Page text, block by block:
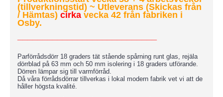
(tillverkningstid) ~ Utleverans (Skickas från
/ Hämtas) cirka vecka 42 från fabriken i
Osby.
Parförrådsdörr 18 graders tät stående spårning runt glas, rejäla
dörrblad på 63 mm och 50 mm isolering i 18 graders utförande.
Dörren lämpar sig till varmförråd.
Då våra förrådsdörrar tillverkas i lokal modern fabrik vet vi att de
håller högsta kvalité.